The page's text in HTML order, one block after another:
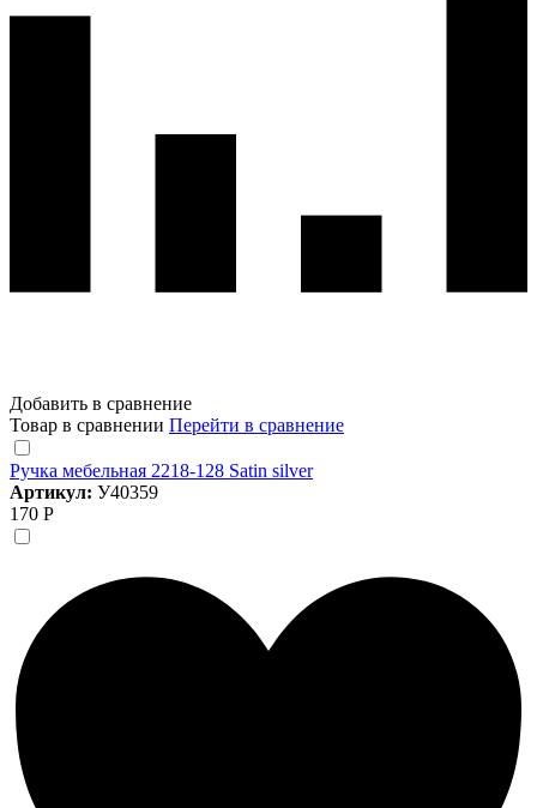
Добавить в сравнение
Товар в сравнении Перейти в сравнение
Ручка мебельная 2218-128 Satin silver
Артикул: У40359
170 Р